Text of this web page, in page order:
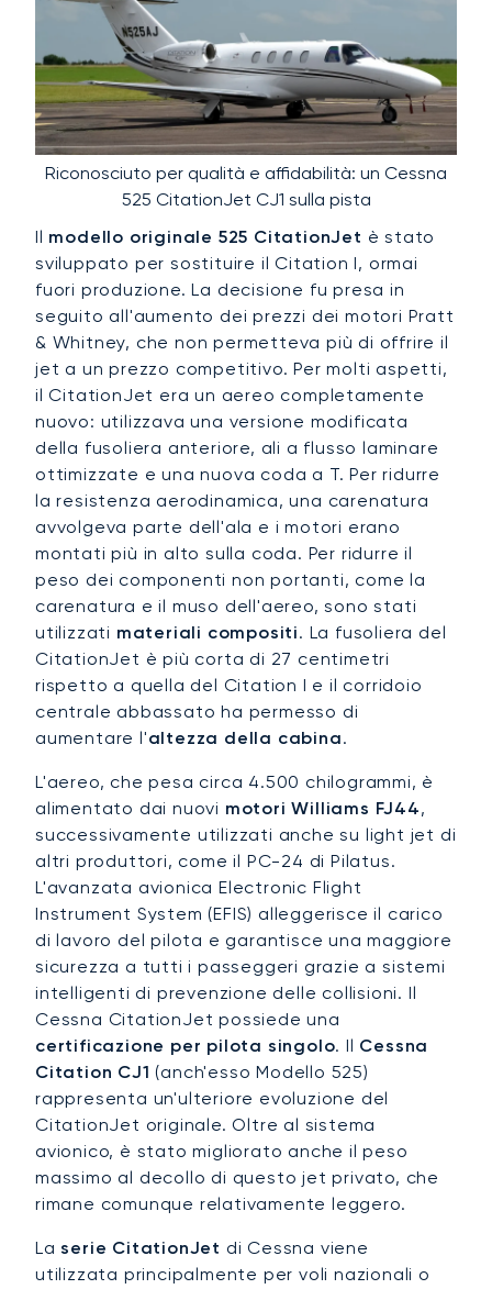
Riconosciuto per qualità e affidabilità: un Cessna
525 CitationJet CJ1 sulla pista
Il modello originale 525 CitationJet è stato
sviluppato per sostituire il Citation I, ormai
fuori produzione. La decisione fu presa in
seguito all'aumento dei prezzi dei motori Pratt
& Whitney, che non permetteva più di offrire il
jet a un prezzo competitivo. Per molti aspetti,
il CitationJet era un aereo completamente
nuovo: utilizzava una versione modificata
della fusoliera anteriore, ali a flusso laminare
ottimizzate e una nuova coda a T. Per ridurre
la resistenza aerodinamica, una carenatura
avvolgeva parte dell'ala e i motori erano
montati più in alto sulla coda. Per ridurre il
peso dei componenti non portanti, come la
carenatura e il muso dell'aereo, sono stati
utilizzati materiali compositi. La fusoliera del
CitationJet è più corta di 27 centimetri
rispetto a quella del Citation I e il corridoio
centrale abbassato ha permesso di
aumentare l'altezza della cabina.
L'aereo, che pesa circa 4.500 chilogrammi, è
alimentato dai nuovi motori Williams FJ44,
successivamente utilizzati anche su light jet di
altri produttori, come il PC-24 di Pilatus.
L'avanzata avionica Electronic Flight
Instrument System (EFIS) alleggerisce il carico
di lavoro del pilota e garantisce una maggiore
sicurezza a tutti i passeggeri grazie a sistemi
intelligenti di prevenzione delle collisioni. Il
Cessna CitationJet possiede una
certificazione per pilota singolo. Il Cessna
Citation CJ1 (anch'esso Modello 525)
rappresenta un'ulteriore evoluzione del
CitationJet originale. Oltre al sistema
avionico, è stato migliorato anche il peso
massimo al decollo di questo jet privato, che
rimane comunque relativamente leggero.
Laserie CitationJet di Cessna viene
utilizzata principalmente per voli nazionali o